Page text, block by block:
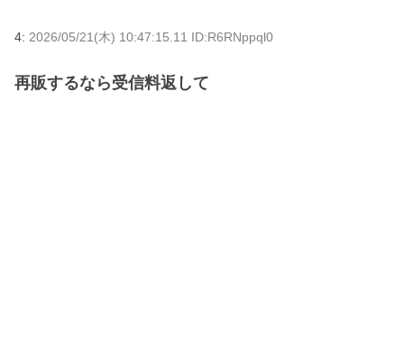
4: 2026/05/21(木) 10:47:15.11 ID:R6RNppql0
再販するなら受信料返して